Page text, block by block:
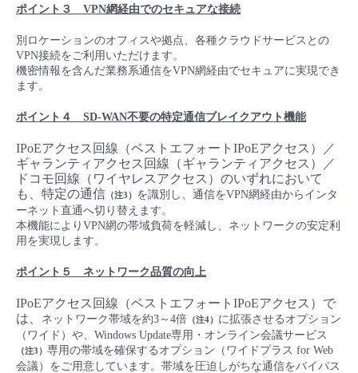
ポイント３ VPN網経由でのセキュアな接続
別ロケーションのオフィスや拠点、各種クラウドサービスとの
VPN接続をご利用いただけます。
機密情報を含んだ業務系通信をVPN網経由でセキュアに実現でき
ます。
ポイント４ SD-WAN不要の特定通信ブレイクアウト機能
IPoEアクセス回線（ベストエフォートIPoEアクセス）／
ギャランティアクセス回線（ギャランティアクセス）／
ドコモ回線（ワイヤレスアクセス）のいずれにおいて
も、特定の通信 （注3） を識別し、通信をVPN網経由からインタ
ーネット直通へ切り替えます。
本機能によりVPN網の帯域負荷を軽減し、ネットワークの安定利
用を実現します。
ポイント５ ネットワーク品質の向上
IPoEアクセス回線（ベストエフォートIPoEアクセス）で
は、
ネットワーク帯域を約3～4倍 （注4） に拡張させるオプション
（ワイド）や、Windows Update専用・オンライン会議サービス
（注3） 専用の帯域を確保するオプション（ワイドプラス for Web
会議）をご用意しています。帯域を圧迫しがちな通信をバイパス